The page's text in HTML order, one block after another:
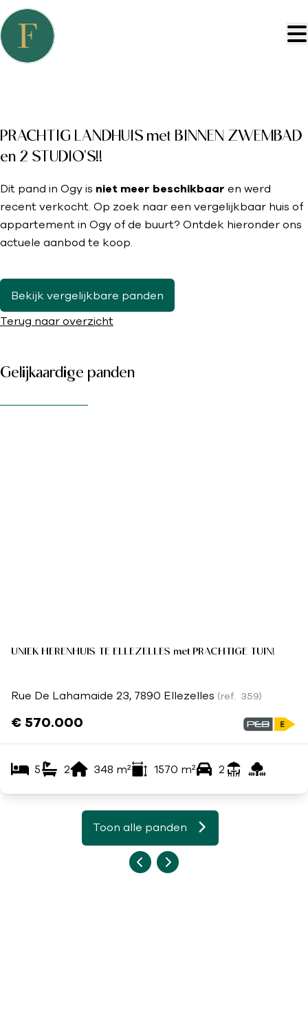
Ga naar hoofdinhoud
VERKOCHT
PRACHTIG LANDHUIS met BINNEN ZWEMBAD
en 2 STUDIO'S!!
Dit pand in Ogy is niet meer beschikbaar en werd
recent verkocht. Op zoek naar een vergelijkbaar huis of
appartement in Ogy of de buurt? Ontdek hieronder ons
actuele aanbod te koop.
Bekijk vergelijkbare panden
Terug naar overzicht
Gelijkaardige panden
UNIEK HERENHUIS TE ELLEZELLES met PRACHTIGE TUIN!
Rue De Lahamaide 23, 7890 Ellezelles (ref. 359)
€ 570.000
5 2 348 m² 1570 m² 2
Toon alle panden